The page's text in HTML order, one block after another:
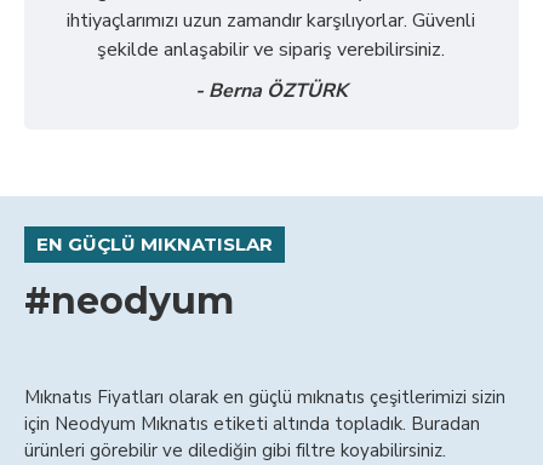
ihtiyaçlarımızı uzun zamandır karşılıyorlar. Güvenli
şekilde anlaşabilir ve sipariş verebilirsiniz.
- Berna ÖZTÜRK
EN GÜÇLÜ MIKNATISLAR
#neodyum
Mıknatıs Fiyatları olarak en güçlü mıknatıs çeşitlerimizi sizin
için Neodyum Mıknatıs etiketi altında topladık. Buradan
ürünleri görebilir ve dilediğin gibi filtre koyabilirsiniz.